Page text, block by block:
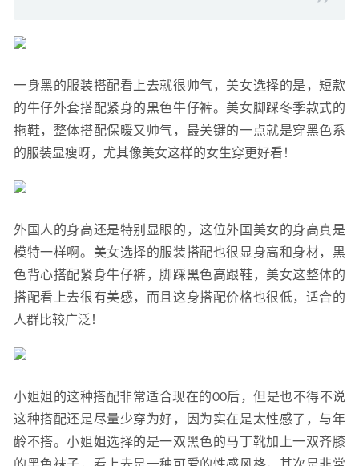
一身黑的服装搭配看上去就很帅气，美女选择的是，短款
的牛仔外套搭配紧身的黑色牛仔裤。美女脚踩冬季款式的
拖鞋，整体搭配保暖又帅气，最关键的一点就是穿黑色系
的服装显瘦呀，尤其像美女这样的女生穿更好看！
外国人的身高还是特别显眼的，这位外国美女的身高真是
模特一样啊。美女选择的服装搭配也很显身高和身材，黑
色背心搭配紧身牛仔裤，脚踩黑色高跟鞋，美女这整体的
搭配看上去很有美感，而且这身搭配价格也很低，适合的
人群比较广泛！
小姐姐的这种搭配非常适合现在的00后，但是也不得不说
这种搭配还是尽量少穿为好，因为实在是太性感了，与年
龄不搭。小姐姐选择的是一双黑色的马丁靴加上一双齐膝